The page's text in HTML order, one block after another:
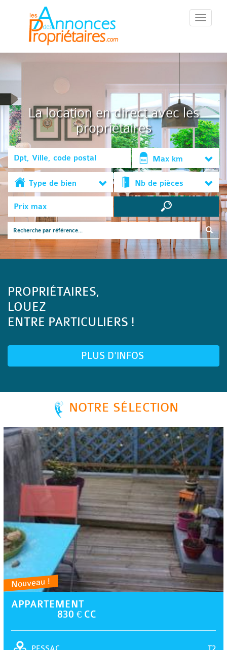
::Menu::
La location en direct avec les
propriétaires
Max km
Type de bien Nb de pièces
PROPRIÉTAIRES,
LOUEZ
ENTRE PARTICULIERS !
PLUS D'INFOS
NOTRE SÉLECTION
Nouveau !
APPARTEMENT
830 € CC